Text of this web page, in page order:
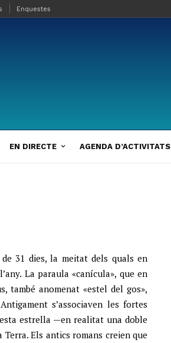
Enquestes
EN DIRECTE AGENDA D’ACTIVITATS
31 dies, la meitat dels quals en
La paraula «canícula», que en
també anomenat «estel del gos»,
s’associaven les fortes
estrella —en realitat una doble
Els antics romans creien que